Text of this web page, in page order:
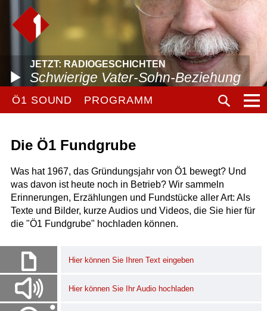
JETZT: RADIOGESCHICHTEN
Schwierige Vater-Sohn-Beziehung
Ö1 SOUND PROGRAMM
Die Ö1 Fundgrube
Was hat 1967, das Gründungsjahr von Ö1 bewegt? Und
was davon ist heute noch in Betrieb? Wir sammeln
Erinnerungen, Erzählungen und Fundstücke aller Art: Als
Texte und Bilder, kurze Audios und Videos, die Sie hier für
die "Ö1 Fundgrube" hochladen können.
Hier können Sie Ihren Text eingeben
Hier können Sie Ihr Audio hochladen